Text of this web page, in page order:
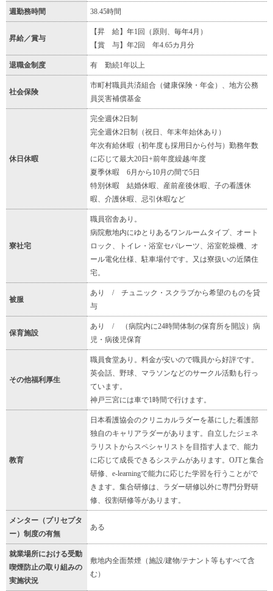
週勤務時間 38.45時間
昇給／賞与
【昇 給】年1回（原則、毎年4月）
【賞 与】年2回 年4.65カ月分
退職金制度 有 勤続1年以上
社会保険
市町村職員共済組合（健康保険・年金）、地方公務
員災害補償基金
休日休暇
完全週休2日制
完全週休2日制（祝日、年末年始休あり）
年次有給休暇（初年度も採用日から付与）勤務年数
に応じて最大20日+前年度繰越/年度
夏季休暇 6月から10月の間で5日
特別休暇 結婚休暇、産前産後休暇、子の看護休
暇、介護休暇、忌引休暇など
寮社宅
職員宿舎あり。
病院敷地内にゆとりあるワンルームタイプ、オート
ロック、トイレ・浴室セパレーツ、浴室乾燥機、オ
ール電化仕様、駐車場付です。又は寮扱いの近隣住
宅。
被服
あり / チュニック・スクラブから希望のものを貸
与
保育施設
あり / （病院内に24時間体制の保育所を開設）病
児・病後児保育
その他福利厚生
職員食堂あり。料金が安いので職員から好評です。
英会話、野球、マラソンなどのサークル活動も行っ
ています。
神戸三宮には車で1時間で行けます。
教育
日本看護協会のクリニカルラダーを基にした看護部
独自のキャリアラダーがあります。自立したジェネ
ラリストからスペシャリストを目指す人まで、能力
に応じて成長できるシステムがあります。OJTと集合
研修、e-learningで能力に応じた学習を行うことがで
きます。集合研修は、ラダー研修以外に専門分野研
修、役割研修等があります。
メンター（プリセプタ
ー）制度の有無
ある
就業場所における受動
喫煙防止の取り組みの
実施状況
敷地内全面禁煙（施設/建物/テナント等もすべて含
む）